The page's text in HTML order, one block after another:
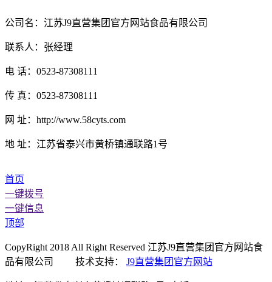
公司名：江苏J9直营集团官方网站食品有限公司
联系人：张经理
电 话：0523-87308111
传 真：0523-87308111
网 址：http://www.58cyts.com
地 址：江苏省泰兴市黄桥镇通联路1号
首页
一键拨号
一键信息
顶部
CopyRight 2018 All Right Reserved 江苏J9直营集团官方网站食
品有限公司 技术支持： J9直营集团官方网站